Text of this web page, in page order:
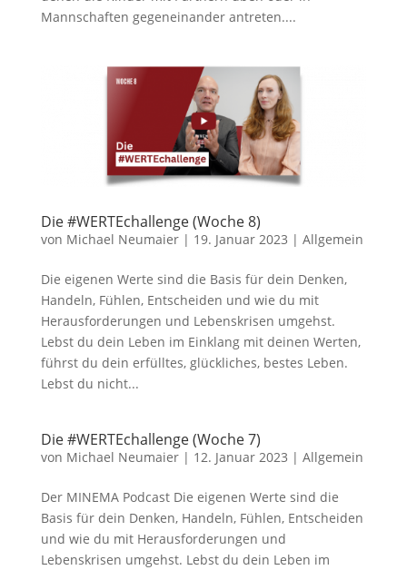
Mannschaften gegeneinander antreten....
Die #WERTEchallenge (Woche 8)
von Michael Neumaier| 19. Januar 2023 | Allgemein
Die eigenen Werte sind die Basis für dein Denken,
Handeln, Fühlen, Entscheiden und wie du mit
Herausforderungen und Lebenskrisen umgehst.
Lebst du dein Leben im Einklang mit deinen Werten,
führst du dein erfülltes, glückliches, bestes Leben.
Lebst du nicht...
Die #WERTEchallenge (Woche 7)
von Michael Neumaier| 12. Januar 2023 | Allgemein
Der MINEMA Podcast Die eigenen Werte sind die
Basis für dein Denken, Handeln, Fühlen, Entscheiden
und wie du mit Herausforderungen und
Lebenskrisen umgehst. Lebst du dein Leben im